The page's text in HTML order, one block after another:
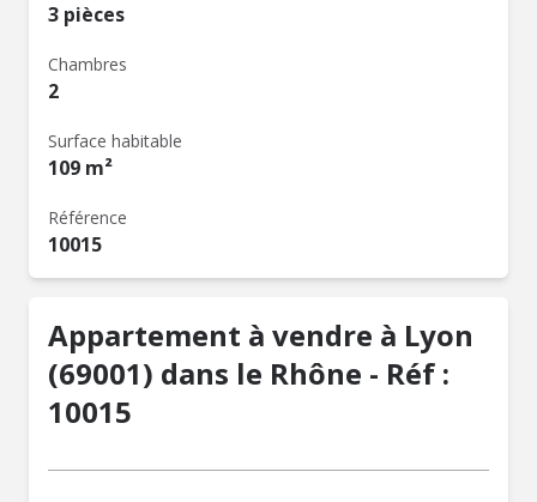
3 pièces
Chambres
2
Surface habitable
109 m²
Référence
10015
Appartement à vendre à Lyon
(69001) dans le Rhône - Réf :
10015